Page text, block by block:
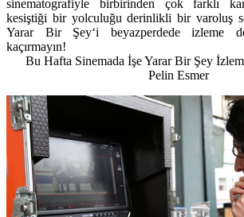
sinematografiyle birbirinden çok farklı
kesiştiği bir yolculuğu derinlikli bir varoluş
Yarar Bir Şey‘i beyazperdede izleme
kaçırmayın!
Bu Hafta Sinemada İşe Yarar Bir Şey
Pelin Esmer